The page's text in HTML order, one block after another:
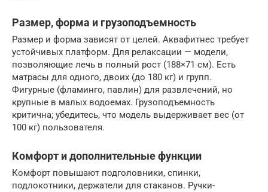
Размер, форма и грузоподъемность
Размер и форма зависят от целей. Аквафитнес требует
устойчивых платформ. Для релаксации — модели,
позволяющие лечь в полный рост (188×71 см). Есть
матрасы для одного, двоих (до 180 кг) и групп.
Фигурные (фламинго, павлин) для развлечений, но
крупные в малых водоемах. Грузоподъемность
критична; убедитесь, что модель выдерживает вес (от
100 кг) пользователя.
Комфорт и дополнительные функции
Комфорт повышают подголовники, спинки,
подлокотники, держатели для стаканов. Ручки-